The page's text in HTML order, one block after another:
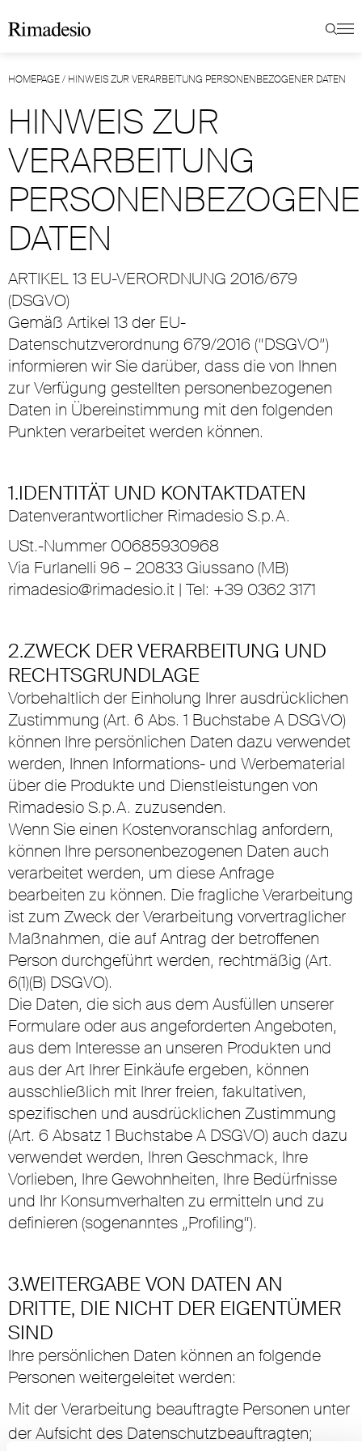
HOMEPAGE/ HINWEIS ZUR VERARBEITUNG PERSONENBEZOGENER DATEN
HINWEIS ZUR
VERARBEITUNG
DATEN
ARTIKEL 13 EU-VERORDNUNG 2016/679
(DSGVO)
Gemäß Artikel 13 der EU-
Datenschutzverordnung 679/2016 (“DSGVO”)
informieren wir Sie darüber, dass die von Ihnen
zur Verfügung gestellten personenbezogenen
Daten in Übereinstimmung mit den folgenden
Punkten verarbeitet werden können.
1.IDENTITÄT UND KONTAKTDATEN
Datenverantwortlicher Rimadesio S.p.A.
USt.-Nummer 00685930968
Via Furlanelli 96 – 20833 Giussano (MB)
rimadesio@rimadesio.it | Tel: +39 0362 3171
2.ZWECK DER VERARBEITUNG UND
RECHTSGRUNDLAGE
Vorbehaltlich der Einholung Ihrer ausdrücklichen
Zustimmung (Art. 6 Abs. 1 Buchstabe A DSGVO)
können Ihre persönlichen Daten dazu verwendet
werden, Ihnen Informations- und Werbematerial
über die Produkte und Dienstleistungen von
Rimadesio S.p.A. zuzusenden.
Wenn Sie einen Kostenvoranschlag anfordern,
können Ihre personenbezogenen Daten auch
verarbeitet werden, um diese Anfrage
bearbeiten zu können. Die fragliche Verarbeitung
ist zum Zweck der Verarbeitung vorvertraglicher
Maßnahmen, die auf Antrag der betroffenen
Person durchgeführt werden, rechtmäßig (Art.
6(1)(B) DSGVO).
Die Daten, die sich aus dem Ausfüllen unserer
Formulare oder aus angeforderten Angeboten,
aus dem Interesse an unseren Produkten und
aus der Art Ihrer Einkäufe ergeben, können
ausschließlich mit Ihrer freien, fakultativen,
spezifischen und ausdrücklichen Zustimmung
(Art. 6 Absatz 1 Buchstabe A DSGVO) auch dazu
verwendet werden, Ihren Geschmack, Ihre
Vorlieben, Ihre Gewohnheiten, Ihre Bedürfnisse
und Ihr Konsumverhalten zu ermitteln und zu
definieren (sogenanntes „Profiling“).
3.WEITERGABE VON DATEN AN
DRITTE, DIE NICHT DER EIGENTÜMER
SIND
Ihre persönlichen Daten können an folgende
Personen weitergeleitet werden:
Mit der Verarbeitung beauftragte Personen unter
der Aufsicht des Datenschutzbeauftragten;